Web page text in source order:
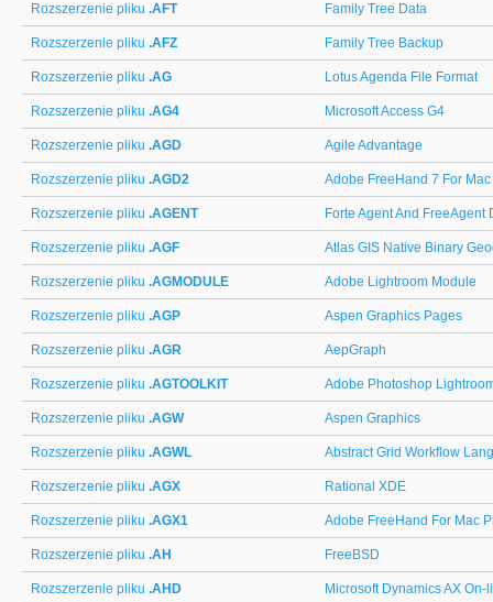
Rozszerzenie pliku .AFT Family Tree Data
Rozszerzenie pliku .AFZ Family Tree Backup
Rozszerzenie pliku .AG Lotus Agenda File Format
Rozszerzenie pliku .AG4 Microsoft Access G4
Rozszerzenie pliku .AGD Agile Advantage
Rozszerzenie pliku .AGD2 Adobe FreeHand 7 For Mac
Rozszerzenie pliku .AGENT Forte Agent And FreeAgent
Rozszerzenie pliku .AGF Atlas GIS Native Binary
Rozszerzenie pliku .AGMODULE Adobe Lightroom Module
Rozszerzenie pliku .AGP Aspen Graphics Pages
Rozszerzenie pliku .AGR AepGraph
Rozszerzenie pliku .AGTOOLKIT Adobe Photoshop
Rozszerzenie pliku .AGW Aspen Graphics
Rozszerzenie pliku .AGWL Abstract Grid Workflow
Rozszerzenie pliku .AGX Rational XDE
Rozszerzenie pliku .AGX1 Adobe FreeHand For Mac
Rozszerzenie pliku .AH FreeBSD
Rozszerzenie pliku .AHD Microsoft Dynamics AX